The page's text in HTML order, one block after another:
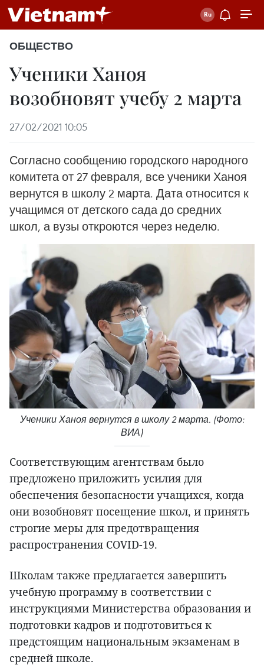
ОБЩЕСТВО
Ученики Ханоя
возобновят учебу 2 марта
27/02/2021 10:05
Согласно сообщению городского народного
комитета от 27 февраля, все ученики Ханоя
вернутся в школу 2 марта. Дата относится к
учащимся от детского сада до средних
школ, а вузы откроются через неделю.
Ученики Ханоя вернутся в школу 2 марта. (Фото:
ВИА)
Соответствующим агентствам было
предложено приложить усилия для
обеспечения безопасности учащихся, когда
они возобновят посещение школ, и принять
строгие меры для предотвращения
распространения COVID-19.
Школам также предлагается завершить
учебную программу в соответствии с
инструкциями Министерства образования и
подготовки кадров и подготовиться к
предстоящим национальным экзаменам в
средней школе.